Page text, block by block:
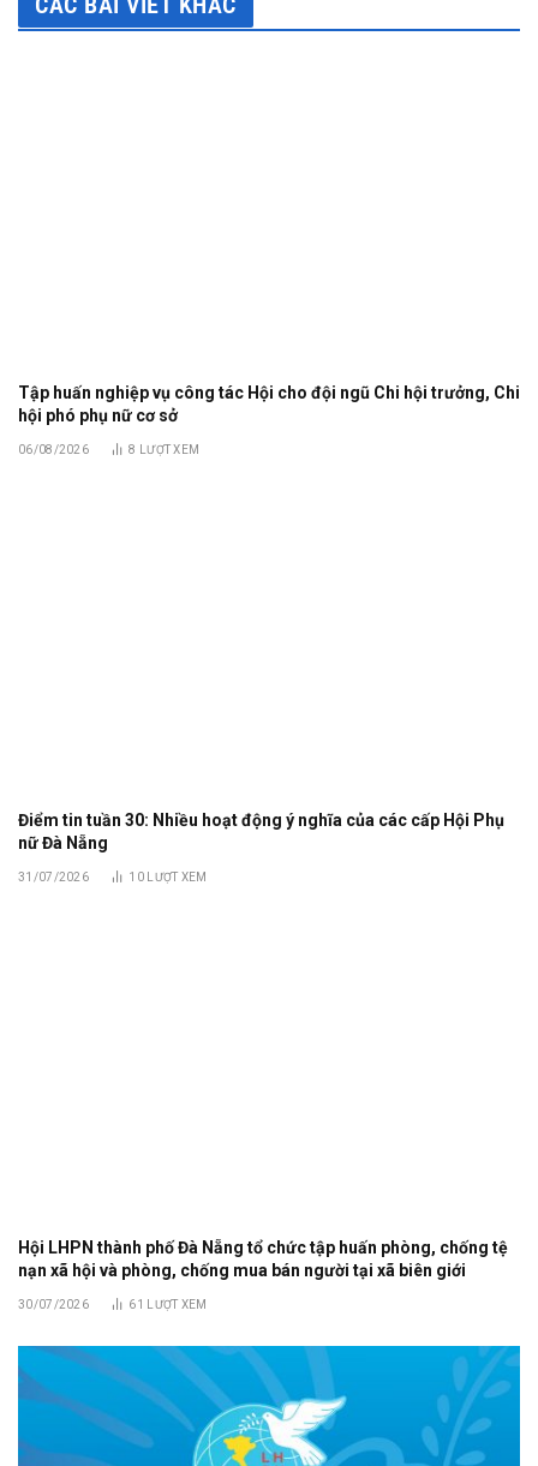
Tập huấn nghiệp vụ công tác Hội cho đội ngũ Chi hội trưởng, Chi
hội phó phụ nữ cơ sở
06/08/2026 8 LƯỢT XEM
Điểm tin tuần 30: Nhiều hoạt động ý nghĩa của các cấp Hội Phụ
nữ Đà Nẵng
31/07/2026 10 LƯỢT XEM
Hội LHPN thành phố Đà Nẵng tổ chức tập huấn phòng, chống tệ
nạn xã hội và phòng, chống mua bán người tại xã biên giới
30/07/2026 61 LƯỢT XEM